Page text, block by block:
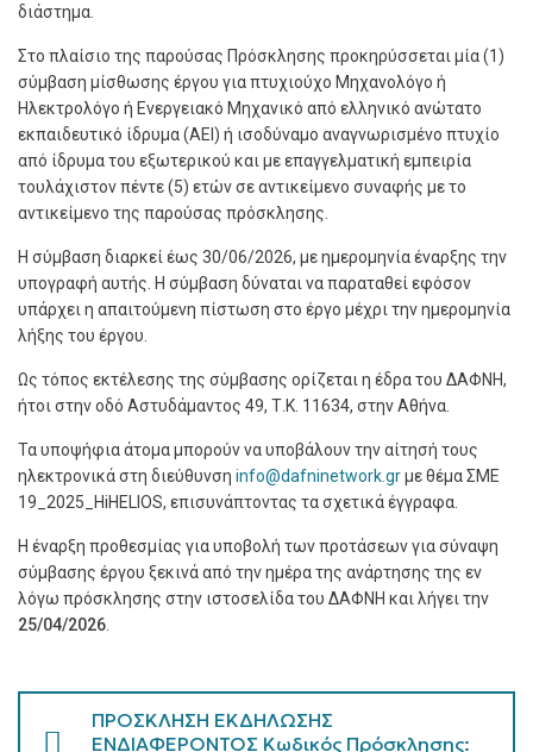
διάστημα.
Στο πλαίσιο της παρούσας Πρόσκλησης προκηρύσσεται μία (1)
σύμβαση μίσθωσης έργου για πτυχιούχο Μηχανολόγο ή
Ηλεκτρολόγο ή Ενεργειακό Μηχανικό από ελληνικό ανώτατο
εκπαιδευτικό ίδρυμα (ΑΕΙ) ή ισοδύναμο αναγνωρισμένο πτυχίο
από ίδρυμα του εξωτερικού και με επαγγελματική εμπειρία
τουλάχιστον πέντε (5) ετών σε αντικείμενο συναφής με το
αντικείμενο της παρούσας πρόσκλησης.
Η σύμβαση διαρκεί έως 30/06/2026, με ημερομηνία έναρξης την
υπογραφή αυτής. Η σύμβαση δύναται να παραταθεί εφόσον
υπάρχει η απαιτούμενη πίστωση στο έργο μέχρι την ημερομηνία
λήξης του έργου.
Ως τόπος εκτέλεσης της σύμβασης ορίζεται η έδρα του ΔΑΦΝΗ,
ήτοι στην οδό Αστυδάμαντος 49, Τ.Κ. 11634, στην Αθήνα.
Τα υποψήφια άτομα μπορούν να υποβάλουν την αίτησή τους
ηλεκτρονικά στη διεύθυνση info@dafninetwork.grμε θέμαΣΜΕ
19_2025_HiHELIOS, επισυνάπτοντας τα σχετικά έγγραφα.
Η έναρξη προθεσμίας για υποβολή των προτάσεων για σύναψη
σύμβασης έργου ξεκινά από την ημέρα της ανάρτησης της εν
λόγω πρόσκλησης στην ιστοσελίδα του ΔΑΦΝΗ και λήγει την
25/04/2026
ΠΡΟΣΚΛΗΣΗ ΕΚΔΗΛΩΣΗΣ
ΕΝΔΙΑΦΕΡΟΝΤΟΣ Κωδικός Πρόσκλησης: